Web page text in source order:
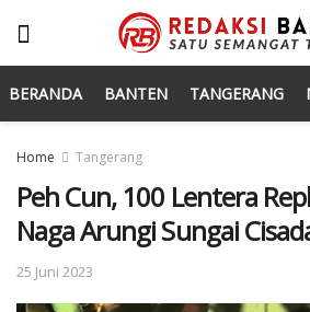
BERANDA BANTEN TANGERANG
Home Tangerang
Peh Cun, 100 Lentera
Naga Arungi Sungai
25 Juni 2023